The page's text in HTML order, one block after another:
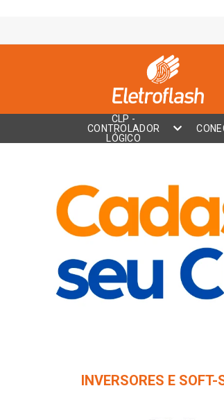
CLP -
CONTROLADOR
LÓGICO
INVERSORES E SOFT-